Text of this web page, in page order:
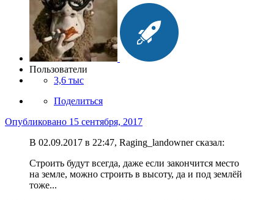
Пользователи
3,6 тыс
Поделиться
Опубликовано 15 сентября, 2017
В 02.09.2017 в 22:47, Raging_landowner сказал:
Строить будут всегда, даже если закончится место
на земле, можно строить в высоту, да и под землёй
тоже...